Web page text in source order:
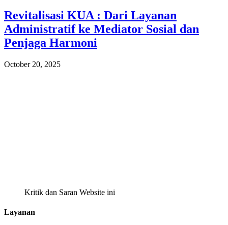
Revitalisasi KUA : Dari Layanan
Administratif ke Mediator Sosial dan
Penjaga Harmoni
October 20, 2025
Kritik dan Saran Website ini
Layanan